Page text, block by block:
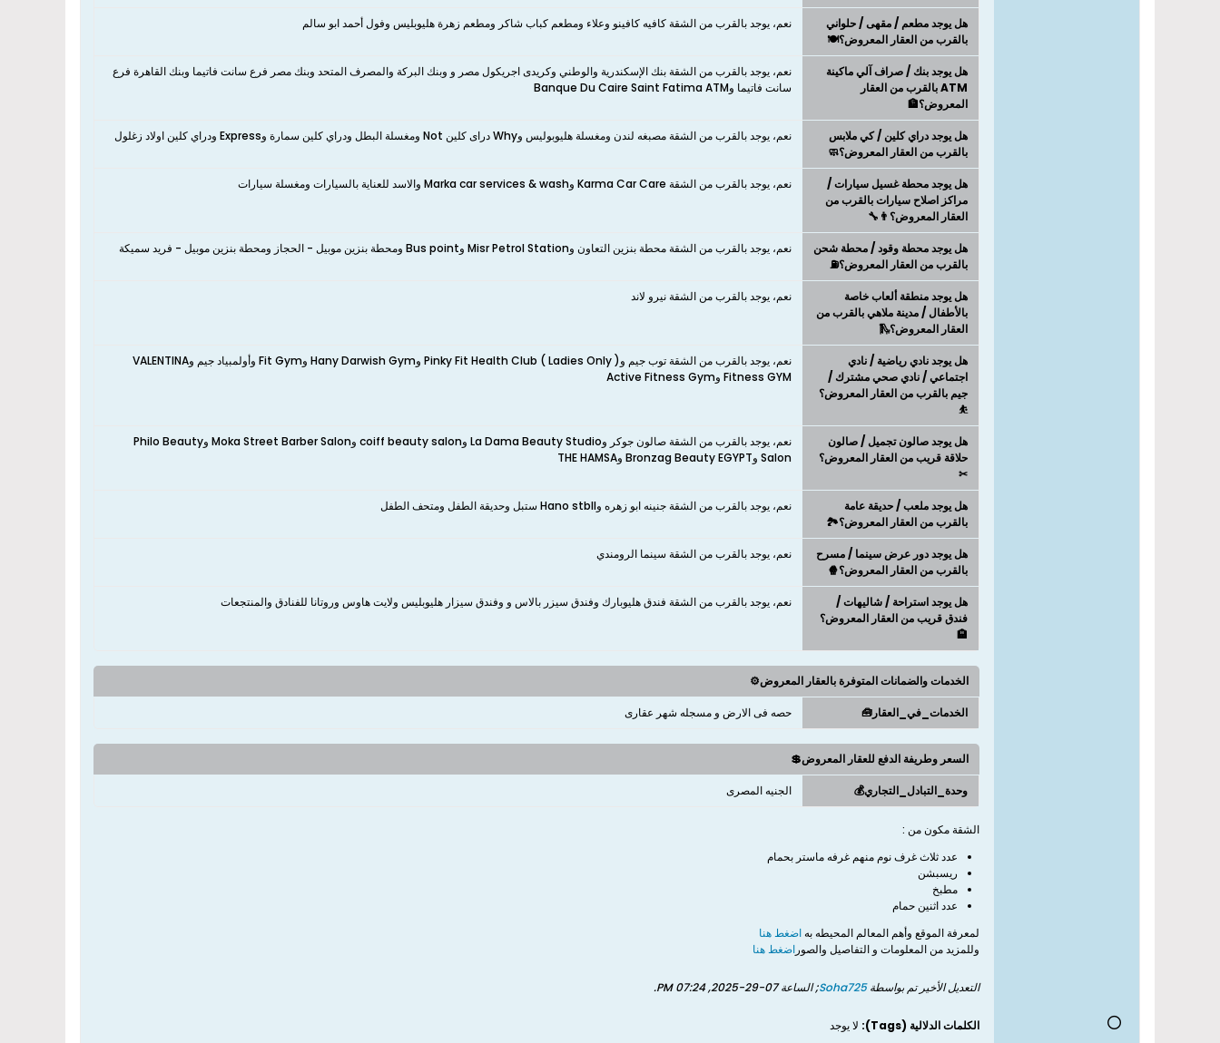
هل يوجد مطعم / مقهى / حلواني
بالقرب من العقار المعروض؟🍽️
نعم، يوجد بالقرب من الشقة كافيه كافينو وعلاء ومطعم كباب شاكر ومطعم زهرة هليوبليس وفول أحمد ابو سالم
هل يوجد بنك / صراف آلي ماكينة
ATM بالقرب من العقار
المعروض؟🏦
نعم، يوجد بالقرب من الشقة بنك الإسكندرية والوطني وكريدى اجريكول مصر و وبنك البركة والمصرف المتحد وبنك مصر فرع سانت فاتيما وبنك القاهرة فرع
سانت فاتيما وBanque Du Caire Saint Fatima ATM
هل يوجد دراي كلين / كي ملابس
بالقرب من العقار المعروض؟🧼
نعم، يوجد بالقرب من الشقة مصبغه لندن ومغسلة هليوبوليس وWhy دراى كلين Not ومغسلة البطل ودراي كلين سمارة وExpress ودراي كلين اولاد زغلول
هل يوجد محطة غسيل سيارات /
مراكز اصلاح سيارات بالقرب من
العقار المعروض؟👨‍🔧
نعم، يوجد بالقرب من الشقة Karma Car Care وMarka car services & wash والاسد للعناية بالسيارات ومغسلة سيارات
هل يوجد محطة وقود / محطة شحن
بالقرب من العقار المعروض؟⛽
نعم، يوجد بالقرب من الشقة محطة بنزين التعاون وMisr Petrol Station وBus point ومحطة بنزين موبيل - الحجاز ومحطة بنزين موبيل - فريد سميكة
هل يوجد منطقة ألعاب خاصة
بالأطفال / مدينة ملاهي بالقرب من
العقار المعروض؟🛝
نعم، يوجد بالقرب من الشقة نيرو لاند
هل يوجد نادي رياضية / نادي
اجتماعي / نادي صحي مشترك /
جيم بالقرب من العقار المعروض؟
⛹
نعم، يوجد بالقرب من الشقة توب جيم وPinky Fit Health Club ( Ladies Only ) وHany Darwish Gym وFit Gym وأولمبياد جيم وVALENTINA
Fitness GYM وActive Fitness Gym
هل يوجد صالون تجميل / صالون
حلاقة قريب من العقار المعروض؟
✂
نعم، يوجد بالقرب من الشقة صالون جوكر وLa Dama Beauty Studio وcoiff beauty salon وMoka Street Barber Salon وPhilo Beauty
Salon وBronzag Beauty EGYPT وTHE HAMSA
هل يوجد ملعب / حديقة عامة
بالقرب من العقار المعروض؟🏞️
نعم، يوجد بالقرب من الشقة جنينه ابو زهره وHano stbll ستبل وحديقة الطفل ومتحف الطفل
هل يوجد دور عرض سينما / مسرح
بالقرب من العقار المعروض؟🍿
نعم، يوجد بالقرب من الشقة سينما الرومندي
هل يوجد استراحة / شاليهات /
فندق قريب من العقار المعروض؟
🏨
نعم، يوجد بالقرب من الشقة فندق هليوبارك وفندق سيزر بالاس و وفندق سيزار هليوبليس ولايت هاوس وروتانا للفنادق والمنتجعات
الخدمات والضمانات المتوفرة بالعقار المعروض⚙️
الخدمات_في_العقار🧰 حصه فى الارض و مسجله شهر عقارى
السعر وطريفة الدفع للعقار المعروض💲
وحدة_التبادل_التجاري💰 الجنيه المصرى
الشقة مكون من :
عدد ثلاث غرف نوم منهم غرفه ماستر بحمام
ريسبشن
مطبخ
عدد اثنين حمام
لمعرفة الموقع وأهم المعالم المحيطه بهاضغط هنا
وللمزيد من المعلومات و التفاصيل والصوراضغط هنا
التعديل الأخير تم بواسطةSoha725; الساعة07-29-2025, 07:24 PM
.
الكلمات الدلالية (Tags): لا يوجد